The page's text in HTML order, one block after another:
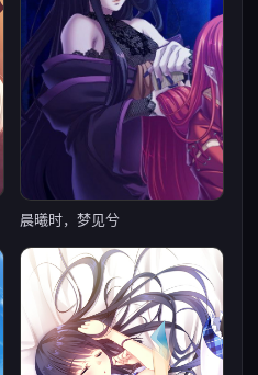
晨曦时，梦见兮